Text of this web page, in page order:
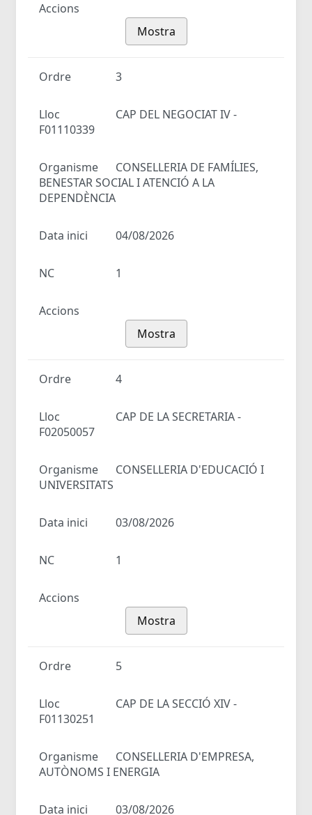
Accions
Mostra
Ordre 3
Lloc
CAP DEL NEGOCIAT IV -
F01110339
Organisme
CONSELLERIA DE FAMÍLIES,
BENESTAR SOCIAL I ATENCIÓ A LA
DEPENDÈNCIA
Data inici 04/08/2026
NC 1
Accions
Mostra
Ordre 4
Lloc
CAP DE LA SECRETARIA -
F02050057
Organisme
CONSELLERIA D'EDUCACIÓ I
UNIVERSITATS
Data inici 03/08/2026
NC 1
Accions
Mostra
Ordre 5
Lloc
CAP DE LA SECCIÓ XIV -
F01130251
Organisme
CONSELLERIA D'EMPRESA,
AUTÒNOMS I ENERGIA
Data inici 03/08/2026